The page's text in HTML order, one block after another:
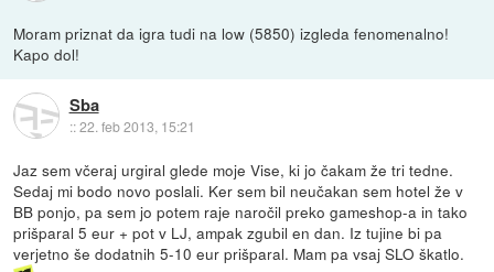
Moram priznat da igra tudi na low (5850) izgleda fenomenalno!
Kapo dol!
Sba
::22. feb 2013, 15:21
Jaz sem včeraj urgiral glede moje Vise, ki jo čakam že tri tedne.
Sedaj mi bodo novo poslali. Ker sem bil neučakan sem hotel že v
BB ponjo, pa sem jo potem raje naročil preko gameshop-a in tako
prišparal 5 eur + pot v LJ, ampak zgubil en dan. Iz tujine bi pa
verjetno še dodatnih 5-10 eur prišparal. Mam pa vsaj SLO škatlo.